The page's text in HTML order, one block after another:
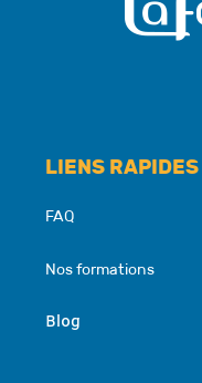
LIENS RAPIDES
FAQ
Nos formations
Blog